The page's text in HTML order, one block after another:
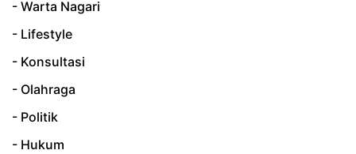
- Warta Nagari
- Lifestyle
- Konsultasi
- Olahraga
- Politik
- Hukum